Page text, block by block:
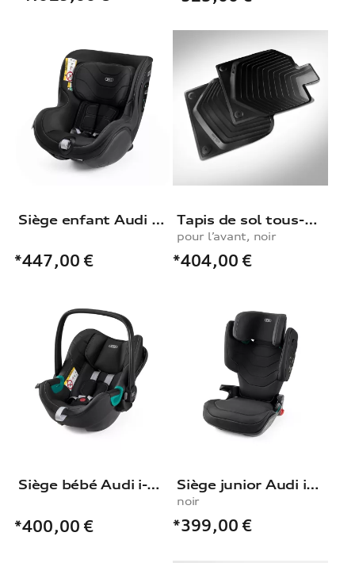
Siège enfant Audi i-Size
*447,00 €
Tapis de sol tous-temps
pour l’avant, noir
*404,00 €
Siège bébé Audi i-Size
*400,00 €
Siège junior Audi i-Size
noir
*399,00 €